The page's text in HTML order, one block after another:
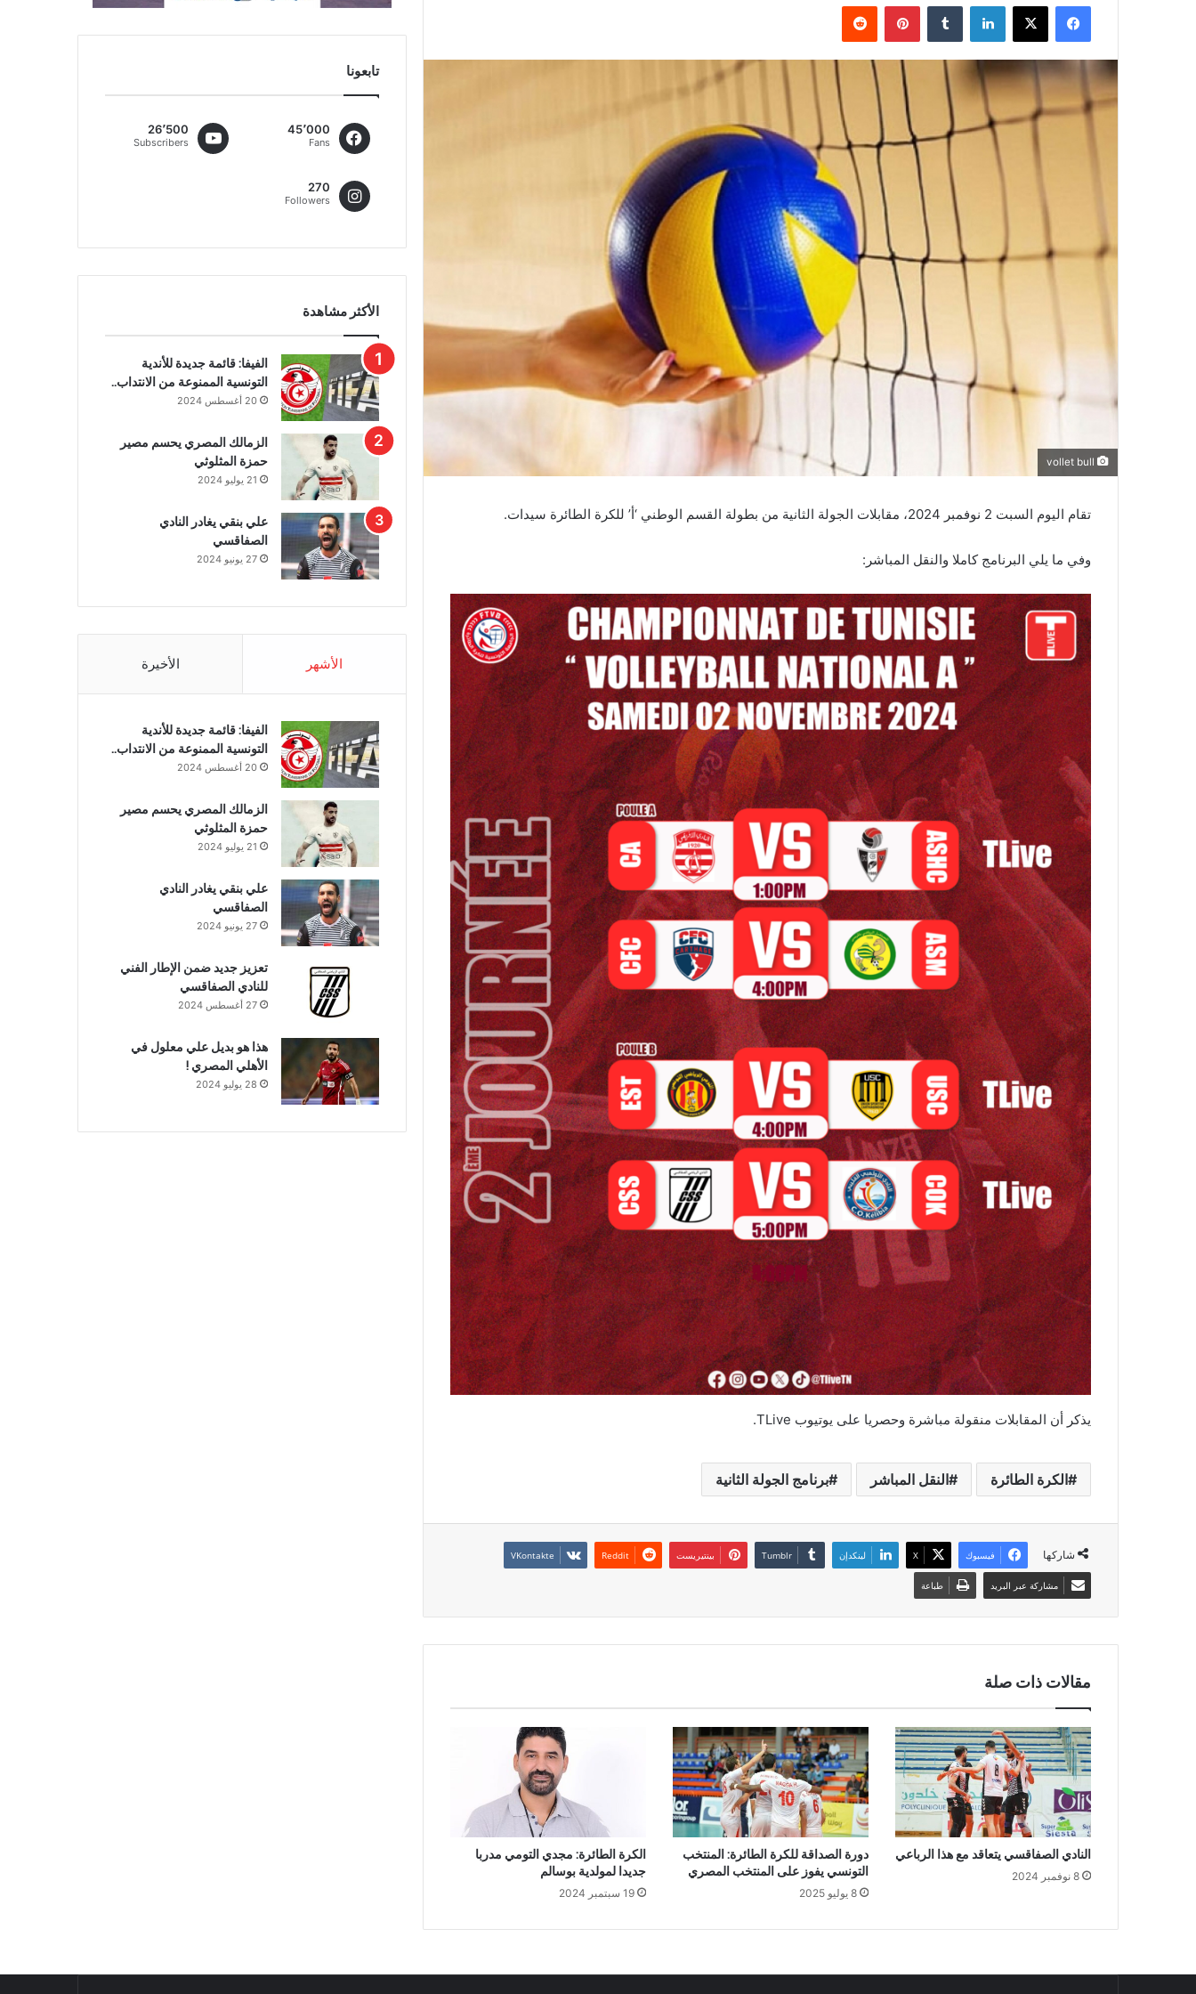
فيسبوك ‫X لينكدإن بينتيريست
تقام اليوم السبت 2 نوفمبر 2024، مقابلات الجولة الثانية من بطولة القسم الوطني ‘أ’ للكرة الطائرة سيدات.
وفي ما يلي البرنامج كاملا والنقل المباشر:
يذكر أن المقابلات منقولة مباشرة وحصريا على يوتيوب TLive.
الكرة الطائرة النقل المباشر برنامج الجولة الثانية
شاركها فيسبوك ‫X لينكدإن بينتيريست
مشاركة عبر البريد طباعة
مقالات ذات صلة
النادي الصفاقسي يتعاقد مع هذا الرباعي
8 نوفمبر 2024
دورة الصداقة للكرة الطائرة: المنتخب
التونسي يفوز على المنتخب المصري
8 يوليو 2025
الكرة الطائرة: مجدي التومي مدربا
جديدا لمولدية بوسالم
19 سبتمبر 2024
تابعونا
45٬000
Fans
26٬500
Subscribers
270
Followers
الأكثر مشاهدة
الفيفا: قائمة جديدة للأندية
التونسية الممنوعة من الانتداب..
20 أغسطس 2024
الزمالك المصري يحسم مصير
حمزة المثلوثي
21 يوليو 2024
علي بنقي يغادر النادي
الصفاقسي
27 يونيو 2024
الأشهر الأخيرة
الفيفا: قائمة جديدة للأندية
التونسية الممنوعة من الانتداب..
20 أغسطس 2024
الزمالك المصري يحسم مصير
حمزة المثلوثي
21 يوليو 2024
علي بنقي يغادر النادي
الصفاقسي
27 يونيو 2024
تعزيز جديد ضمن الإطار الفني
للنادي الصفاقسي
27 أغسطس 2024
هذا هو بديل علي معلول في
الأهلي المصري !
28 يوليو 2024